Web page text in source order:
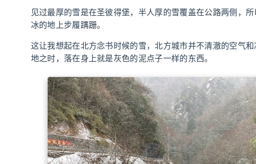
见过最厚的雪是在圣彼得堡，半人厚的雪覆盖在公路两侧，
冰的地上步履蹒跚。
这让我想起在北方念书时候的雪，北方城市并不清澈的空气
地之时，落在身上就是灰色的泥点子一样的东西。